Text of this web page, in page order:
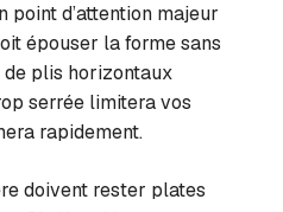
point d’attention majeur
épouser la forme sans
de plis horizontaux
serrée limitera vos
rapidement.
doivent rester plates